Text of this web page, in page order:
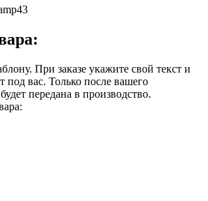
При заказе укажите свой текст и
под вас. Только после вашего
передана в производство.